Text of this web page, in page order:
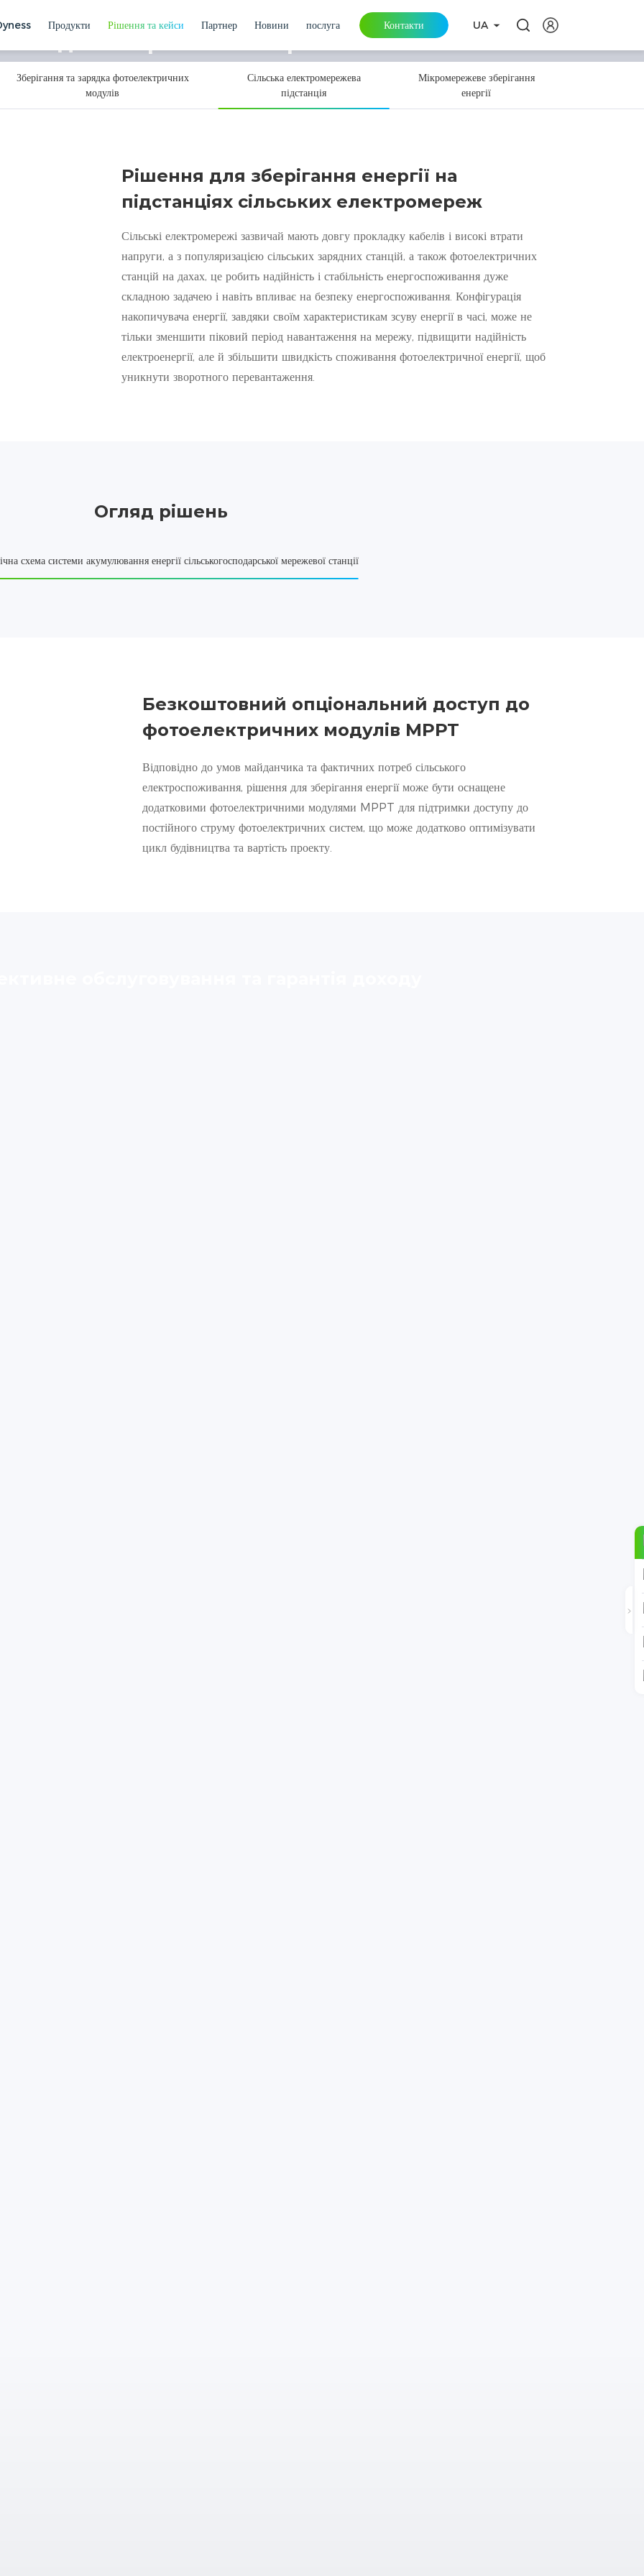
Продукти Рішення та кейси Партнер Новини послуга Контакти UA
для зберігання енергії C&I
конструкція системи, гнучка адаптація до різних сценаріїв
Зберігання та зарядка фотоелектричних
модулів
Сільська електромережева
підстанція
Мікромережеве зберігання
енергії
Рішення для зберігання енергії на
підстанціях сільських електромереж
Сільські електромережі зазвичай мають довгу прокладку кабелів і високі втрати
напруги, а з популяризацією сільських зарядних станцій, а також фотоелектричних
станцій на дахах, це робить надійність і стабільність енергоспоживання дуже
складною задачею і навіть впливає на безпеку енергоспоживання. Конфігурація
накопичувача енергії, завдяки своїм характеристикам зсуву енергії в часі, може не
тільки зменшити піковий період навантаження на мережу, підвищити надійність
електроенергії, але й збільшити швидкість споживання фотоелектричної енергії, щоб
уникнути зворотного перевантаження.
Огляд рішень
схема системи акумулювання енергії сільськогосподарської мережевої станції
Безкоштовний опціональний доступ до
фотоелектричних модулів MPPT
Відповідно до умов майданчика та фактичних потреб сільського
електроспоживання, рішення для зберігання енергії може бути оснащене
додатковими фотоелектричними модулями MPPT для підтримки доступу до
постійного струму фотоелектричних систем, що може додатково оптимізувати
цикл будівництва та вартість проекту.